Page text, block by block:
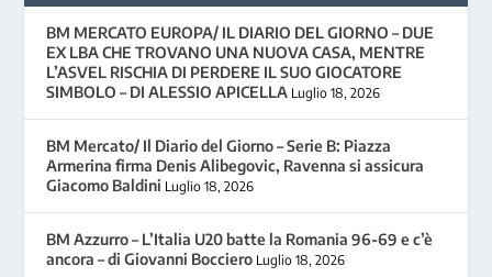
BM MERCATO EUROPA/ IL DIARIO DEL GIORNO – DUE
EX LBA CHE TROVANO UNA NUOVA CASA, MENTRE
L’ASVEL RISCHIA DI PERDERE IL SUO GIOCATORE
SIMBOLO – DI ALESSIO APICELLA Luglio 18, 2026
BM Mercato/ Il Diario del Giorno – Serie B: Piazza
Armerina firma Denis Alibegovic, Ravenna si assicura
Giacomo Baldini Luglio 18, 2026
BM Azzurro – L’Italia U20 batte la Romania 96-69 e c’è
ancora – di Giovanni Bocciero Luglio 18, 2026